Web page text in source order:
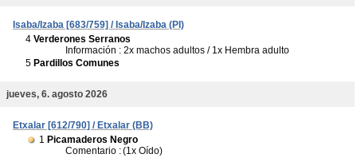
Isaba/Izaba [683/759] / Isaba/Izaba (PI)
4 Verderones Serranos
Información : 2x machos adultos / 1x Hembra adulto
5 Pardillos Comunes
jueves, 6. agosto 2026
Etxalar [612/790] / Etxalar (BB)
1 Picamaderos Negro
Comentario :(1x Oído)